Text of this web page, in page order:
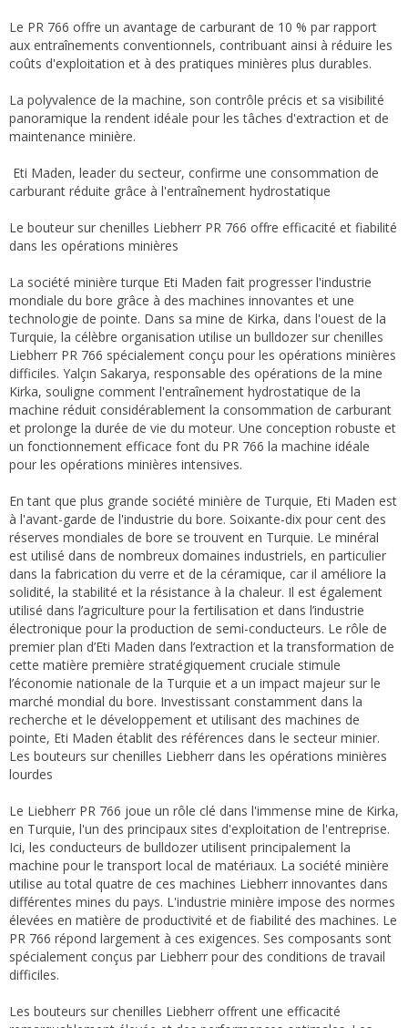
Le PR 766 offre un avantage de carburant de 10 % par rapport
aux entraînements conventionnels, contribuant ainsi à réduire les
coûts d'exploitation et à des pratiques minières plus durables.
La polyvalence de la machine, son contrôle précis et sa visibilité
panoramique la rendent idéale pour les tâches d'extraction et de
maintenance minière.
Eti Maden, leader du secteur, confirme une consommation de
carburant réduite grâce à l'entraînement hydrostatique
Le bouteur sur chenilles Liebherr PR 766 offre efficacité et fiabilité
dans les opérations minières
La société minière turque Eti Maden fait progresser l'industrie
mondiale du bore grâce à des machines innovantes et une
technologie de pointe. Dans sa mine de Kirka, dans l'ouest de la
Turquie, la célèbre organisation utilise un bulldozer sur chenilles
Liebherr PR 766 spécialement conçu pour les opérations minières
difficiles. Yalçın Sakarya, responsable des opérations de la mine
Kirka, souligne comment l'entraînement hydrostatique de la
machine réduit considérablement la consommation de carburant
et prolonge la durée de vie du moteur. Une conception robuste et
un fonctionnement efficace font du PR 766 la machine idéale
pour les opérations minières intensives.
En tant que plus grande société minière de Turquie, Eti Maden est
à l'avant-garde de l'industrie du bore. Soixante-dix pour cent des
réserves mondiales de bore se trouvent en Turquie. Le minéral
est utilisé dans de nombreux domaines industriels, en particulier
dans la fabrication du verre et de la céramique, car il améliore la
solidité, la stabilité et la résistance à la chaleur. Il est également
utilisé dans l’agriculture pour la fertilisation et dans l’industrie
électronique pour la production de semi-conducteurs. Le rôle de
premier plan d’Eti Maden dans l’extraction et la transformation de
cette matière première stratégiquement cruciale stimule
l’économie nationale de la Turquie et a un impact majeur sur le
marché mondial du bore. Investissant constamment dans la
recherche et le développement et utilisant des machines de
pointe, Eti Maden établit des références dans le secteur minier.
Les bouteurs sur chenilles Liebherr dans les opérations minières
lourdes
Le Liebherr PR 766 joue un rôle clé dans l'immense mine de Kirka,
en Turquie, l'un des principaux sites d'exploitation de l'entreprise.
Ici, les conducteurs de bulldozer utilisent principalement la
machine pour le transport local de matériaux. La société minière
utilise au total quatre de ces machines Liebherr innovantes dans
différentes mines du pays. L'industrie minière impose des normes
élevées en matière de productivité et de fiabilité des machines. Le
PR 766 répond largement à ces exigences. Ses composants sont
spécialement conçus par Liebherr pour des conditions de travail
difficiles.
Les bouteurs sur chenilles Liebherr offrent une efficacité